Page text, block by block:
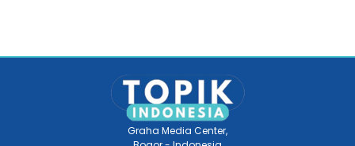
Graha Media Center,